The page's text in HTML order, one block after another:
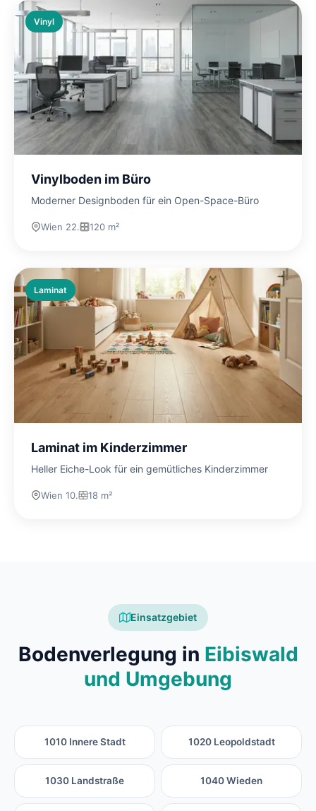
Vinyl
Vinylboden im Büro
Moderner Designboden für ein Open-Space-Büro
Wien 22. 120 m²
Laminat
Laminat im Kinderzimmer
Heller Eiche-Look für ein gemütliches Kinderzimmer
Wien 10. 18 m²
Einsatzgebiet
Bodenverlegung in Eibiswald
und Umgebung
1010 Innere Stadt 1020 Leopoldstadt
1030 Landstraße 1040 Wieden